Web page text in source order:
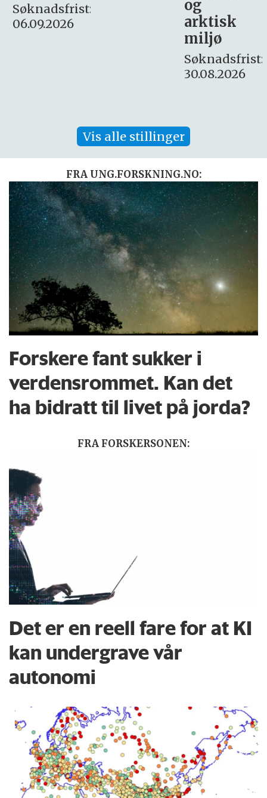
– fast
Søknadsfrist:
16. august.
Vis alle stillinger
FRA UNG.FORSKNING.NO:
Forskere fant sukker i
verdensrommet. Kan det
ha bidratt til livet på jorda?
FRA FORSKERSONEN:
Det er en reell fare for at KI
kan undergrave vår
autonomi